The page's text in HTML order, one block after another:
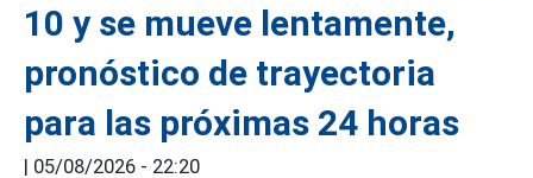
10 y se mueve lentamente,
pronóstico de trayectoria
para las próximas 24 horas
| 05/08/2026 - 22:20